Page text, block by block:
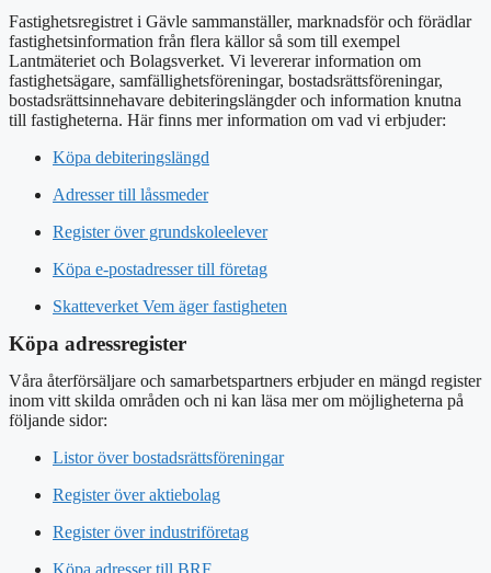
Fastighetsregistret i Gävle sammanställer, marknadsför och förädlar
fastighetsinformation från flera källor så som till exempel
Lantmäteriet och Bolagsverket. Vi levererar information om
fastighetsägare, samfällighetsföreningar, bostadsrättsföreningar,
bostadsrättsinnehavare debiteringslängder och information knutna
till fastigheterna. Här finns mer information om vad vi erbjuder:
Köpa debiteringslängd
Adresser till låssmeder
Register över grundskoleelever
Köpa e-postadresser till företag
Skatteverket Vem äger fastigheten
Köpa adressregister
Våra återförsäljare och samarbetspartners erbjuder en mängd register
inom vitt skilda områden och ni kan läsa mer om möjligheterna på
följande sidor:
Listor över bostadsrättsföreningar
Register över aktiebolag
Register över industriföretag